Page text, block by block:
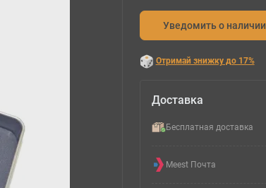
Уведомить о наличии
Отримай знижку до 17%
Доставка
Бесплатная доставка
Meest Почта